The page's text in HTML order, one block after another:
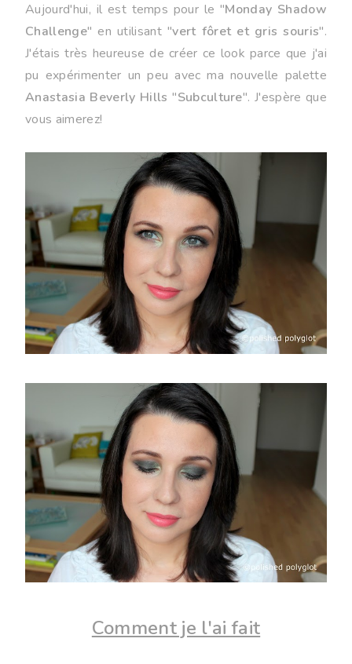
Aujourd'hui, il est temps pour le "Monday Shadow
Challenge" en utilisant "vert fôret et gris souris".
J'étais très heureuse de créer ce look parce que j'ai
pu expérimenter un peu avec ma nouvelle palette
Anastasia Beverly Hills"Subculture". J'espère que
vous aimerez!
Comment je l'ai fait